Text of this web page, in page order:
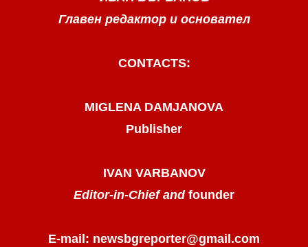
Главен редактор и основател
CONTACTS:
MIGLENA DAMJANOVA
Publisher
IVAN VARBANOV
Editor-in-Chief and founder
E-mail: newsbgreporter@gmail.com